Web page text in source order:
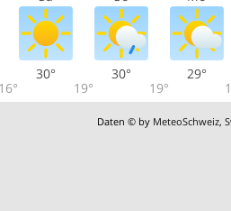
16°
30°
19°
30°
19°
29°
Daten © by MeteoSchweiz,